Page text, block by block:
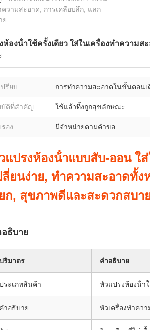
ความสะอาด, การเคลือบลึก, แลก
ย
ห้องน้ําใช้ครั้งเดียว ใส่ในเครื่องทําความส
รียบ: การทำความสะอาดในขั้นตอนเ
ติที่สำคัญ: ใช้แล้วทิ้งถูกสุขลักษณะ
อง: มีจำหน่ายตามคำขอ
แปรงห้องน้ําแบบสับ-ออน ใ
ลี่ยนง่าย, ทําความสะอาดทั้ง
ก, สุขภาพดีและสะดวกสบา
อธิบาย
ปริมาตร คําอธิบาย
ประเภทสินค้า หัวแปรงห้องน้ําใ
คําอธิบาย หัวเครื่องทําคว